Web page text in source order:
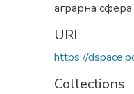
аграрна сфера
URI
https://
Collections